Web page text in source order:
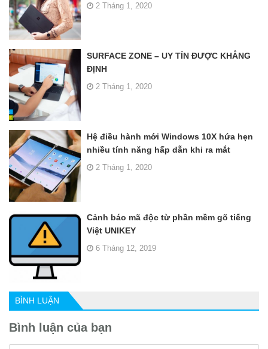
2 Tháng 1, 2020
SURFACE ZONE – UY TÍN ĐƯỢC KHẲNG
ĐỊNH
2 Tháng 1, 2020
Hệ điều hành mới Windows 10X hứa hẹn
nhiều tính năng hấp dẫn khi ra mắt
2 Tháng 1, 2020
Cảnh báo mã độc từ phần mềm gõ tiếng
Việt UNIKEY
6 Tháng 12, 2019
BÌNH LUẬN
Bình luận của bạn